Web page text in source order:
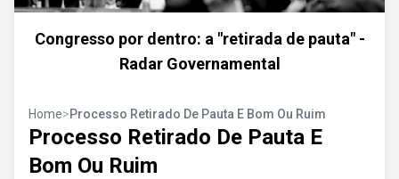
Congresso por dentro: a "retirada de pauta" -
Radar Governamental
Home>Processo Retirado De Pauta E Bom Ou Ruim
Processo Retirado De Pauta E
Bom Ou Ruim